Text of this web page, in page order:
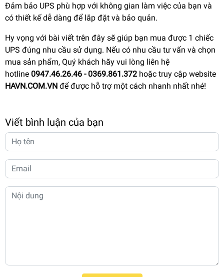
Đảm bảo UPS phù hợp với không gian làm việc của bạn và
có thiết kế dễ dàng để lắp đặt và bảo quản.
Hy vọng với bài viết trên đây sẽ giúp bạn mua được 1 chiếc
UPS đúng nhu cầu sử dụng. Nếu có nhu cầu tư vấn và chọn
mua sản phẩm, Quý khách hãy vui lòng liên hệ
hotline 0947.46.26.46 - 0369.861.372 hoặc truy cập website
HAVN.COM.VN để được hỗ trợ một cách nhanh nhất nhé!
Viết bình luận của bạn